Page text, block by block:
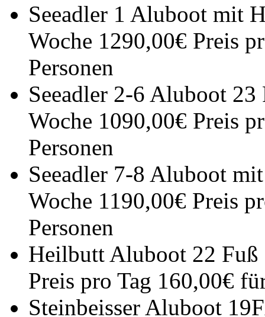
Seeadler 1 Aluboot mit
Woche 1290,00€ Preis
Personen
Seeadler 2-6 Aluboot
Woche 1090,00€ Preis
Personen
Seeadler 7-8 Aluboot
Woche 1190,00€ Preis
Personen
Heilbutt Aluboot 22 Fuß
Preis pro Tag 160,00€
Steinbeisser Aluboot